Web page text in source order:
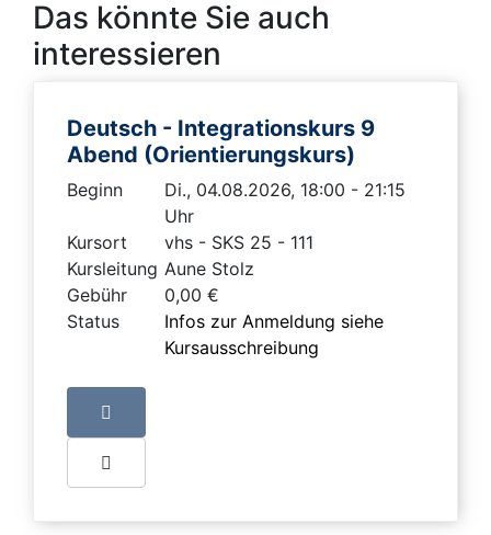
Das könnte Sie auch
interessieren
Deutsch - Integrationskurs 9
Abend (Orientierungskurs)
Beginn
Di., 04.08.2026, 18:00 - 21:15
Uhr
Kursort
vhs - SKS 25 - 111
Kursleitung Aune Stolz
Gebühr
0,00 €
Status
Infos zur Anmeldung siehe
Kursausschreibung